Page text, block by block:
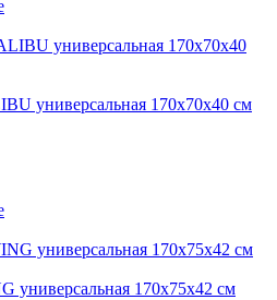
универсальная 170x70x40 см
универсальная 170x75x42 см